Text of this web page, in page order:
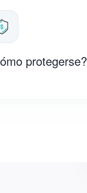
protegerse?